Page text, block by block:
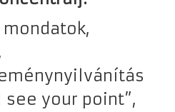
see your point”,